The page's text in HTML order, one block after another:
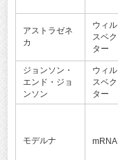
アストラゼネ
カ
ウィル
スベク
ター
ジョンソン・
エンド・ジョ
ンソン
ウィル
スベク
ター
モデルナ mRNA